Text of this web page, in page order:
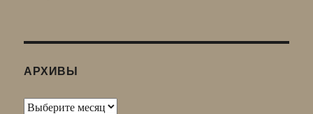
АРХИВЫ
Архивы